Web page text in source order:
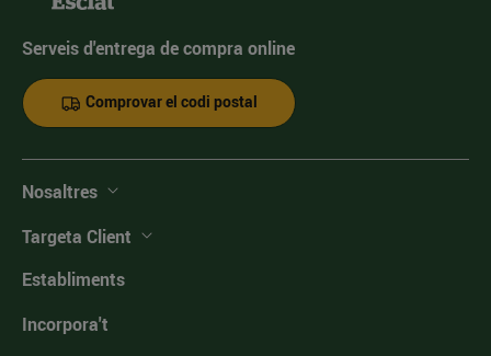
Serveis d'entrega de compra online
Comprovar el codi postal
Nosaltres
Targeta Client
Establiments
Incorpora't